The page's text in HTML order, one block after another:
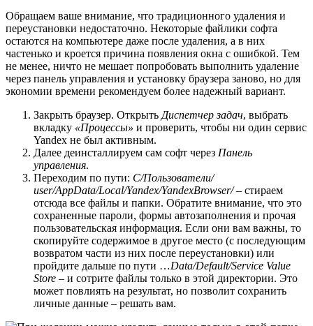
Обращаем ваше внимание, что традиционного удаления и
переустановки недостаточно. Некоторые файлики софта
остаются на компьютере даже после удаления, а в них
частенько и кроется причина появления окна с ошибкой. Тем
не менее, ничто не мешает попробовать выполнить удаление
через панель управления и установку браузера заново, но для
экономии времени рекомендуем более надежный вариант.
Закрыть браузер. Открыть Диспетчер задач, выбрать
вкладку «Процессы» и проверить, чтобы ни один сервис
Yandex не был активным.
Далее деинсталлируем сам софт через Панель
управления.
Переходим по пути: С/Пользователи/
user/AppData/Local/Yandex/YandexBrowser/– стираем
отсюда все файлы и папки. Обратите внимание, что это
сохраненные пароли, формы автозаполнения и прочая
пользовательская информация. Если они вам важны, то
скопируйте содержимое в другое место (с последующим
возвратом части из них после переустановки) или
пройдите дальше по пути …Data/Default/Service Value
Store – и сотрите файлы только в этой директории. Это
может повлиять на результат, но позволит сохранить
личные данные – решать вам.